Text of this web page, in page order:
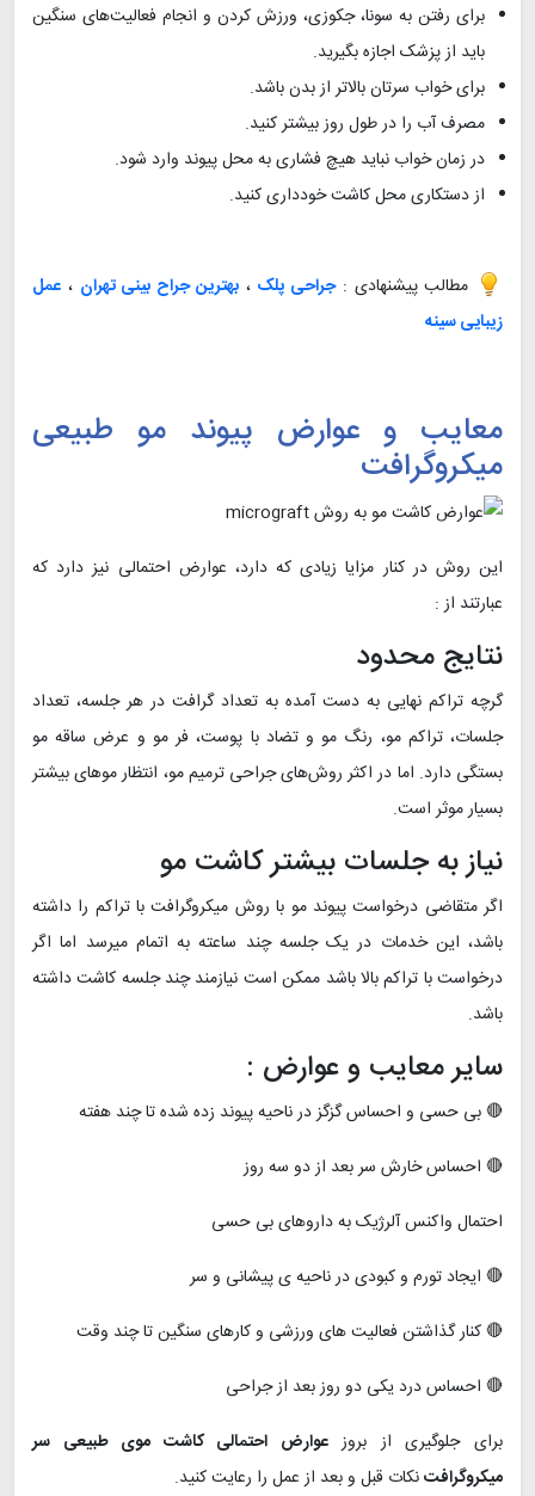
برای رفتن به سونا، جکوزی، ورزش کردن و انجام فعالیت‌های سنگین
باید از پزشک اجازه بگیرید.
برای خواب سرتان بالاتر از بدن باشد.
مصرف آب را در طول روز بیشتر کنید.
در زمان خواب نباید هیچ فشاری به محل پیوند وارد شود.
از دستکاری محل کاشت خودداری کنید.
مطالب پیشنهادی :جراحی پلک ،بهترین جراح بینی تهران ، عمل
زیبایی سینه
معایب و عوارض پیوند مو طبیعی
میکروگرافت
این روش در کنار مزایا زیادی که دارد، عوارض احتمالی نیز دارد که
عبارتند از :
نتایج محدود
گرچه تراکم نهایی به دست آمده به تعداد گرافت در هر جلسه، تعداد
جلسات، تراکم مو، رنگ مو و تضاد با پوست، فر مو و عرض ساقه مو
بستگی دارد. اما در اکثر رو‌ش‌های جراحی ترمیم مو، انتظار موهای بیشتر
بسیار موثر است.
نیاز به جلسات بیشتر کاشت مو
اگر متقاضی درخواست پیوند مو با روش میکروگرافت با تراکم را داشته
باشد، این خدمات در یک جلسه چند ساعته به اتمام میرسد اما اگر
درخواست با تراکم بالا باشد ممکن است نیازمند چند جلسه کاشت داشته
باشد.
سایر معایب و عوارض :
🔴 بی حسی و احساس گزگز در ناحیه پیوند زده شده تا چند هفته
🔴 احساس خارش سر بعد از دو سه روز
احتمال واکنس آلرژیک به داروهای بی حسی
🔴 ایجاد تورم و کبودی در ناحیه ی پیشانی و سر
🔴 کنار گذاشتن فعالیت های ورزشی و کارهای سنگین تا چند وقت
🔴 احساس درد یکی دو روز بعد از جراحی
برای جلوگیری از بروزعوارض احتمالی کاشت موی طبیعی سر
میکروگرافتنکات قبل و بعد از عمل را رعایت کنید.